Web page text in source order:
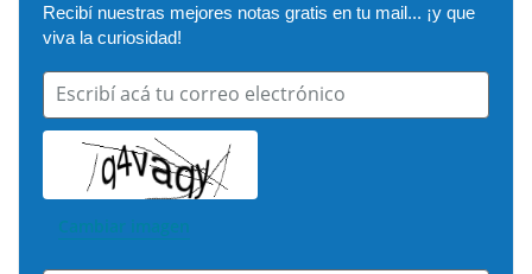
Recibí nuestras mejores notas gratis en tu mail... ¡y que
viva la curiosidad!
Escribí acá tu correo electrónico
Cambiar imagen